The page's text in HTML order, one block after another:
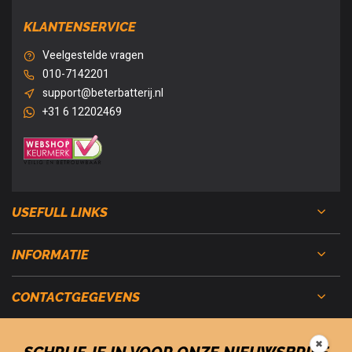
KLANTENSERVICE
Veelgestelde vragen
010-7142201
support@beterbatterij.nl
+31 6 12202469
USEFULL LINKS
INFORMATIE
CONTACTGEGEVENS
✖